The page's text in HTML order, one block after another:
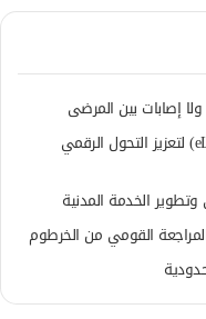
إصابات بين المرضى
الصحة تدشن المرحلة الثانية من نظام (eLMIS) لتعزيز التحول الرقمي
الخدمة المدنية
القومي من الخرطوم